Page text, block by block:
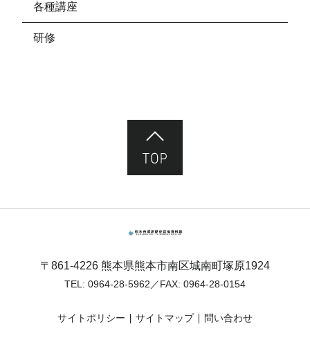
各種講座
研修
〒861-4226 熊本県熊本市南区城南町塚原1924
TEL: 0964-28-5962 ／FAX: 0964-28-0154
サイトポリシー サイトマップ 問い合わせ